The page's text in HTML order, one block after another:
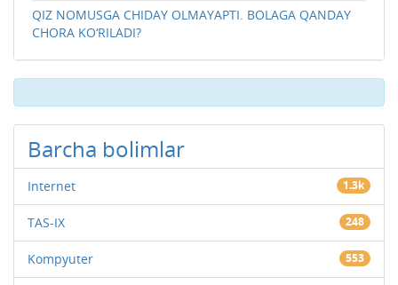
QIZ NOMUSGA CHIDAY OLMAYAPTI. BOLAGA QANDAY
CHORA KO‘RILADI?
Barcha bolimlar
Internet 1.3k
TAS-IX 248
Kompyuter 553